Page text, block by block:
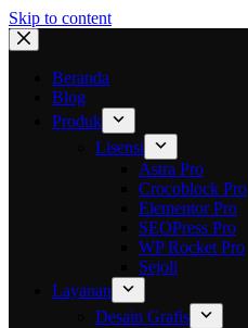
Skip to content
Beranda
Blog
Produk
Lisensi
Astra Pro
Crocoblock Pro
Elementor Pro
SEOPress Pro
WP Rocket Pro
Sejoli
Layanan
Desain Grafis